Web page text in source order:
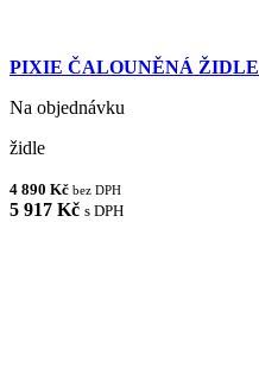
PIXIE ČALOUNĚNÁ ŽIDLE
Na objednávku
židle
4 890 Kč bez DPH
5 917 Kč s DPH